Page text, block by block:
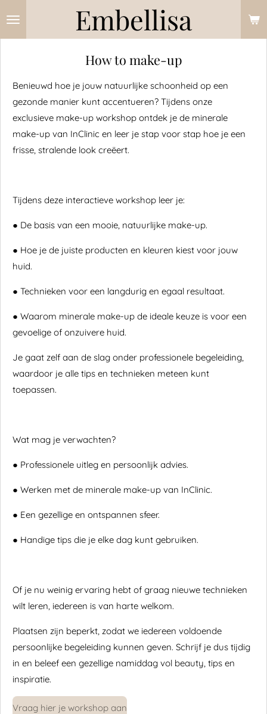
Ga
Embellisa
How to make-up
Benieuwd hoe je jouw natuurlijke schoonheid op een
gezonde manier kunt accentueren? Tijdens onze
exclusieve make-up workshop ontdek je de minerale
make-up van InClinic en leer je stap voor stap hoe je een
frisse, stralende look creëert.
Tijdens deze interactieve workshop leer je:
● De basis van een mooie, natuurlijke make-up.
● Hoe je de juiste producten en kleuren kiest voor jouw
huid.
● Technieken voor een langdurig en egaal resultaat.
● Waarom minerale make-up de ideale keuze is voor een
gevoelige of onzuivere huid.
Je gaat zelf aan de slag onder professionele begeleiding,
waardoor je alle tips en technieken meteen kunt
toepassen.
Wat mag je verwachten?
● Professionele uitleg en persoonlijk advies.
● Werken met de minerale make-up van InClinic.
● Een gezellige en ontspannen sfeer.
● Handige tips die je elke dag kunt gebruiken.
Of je nu weinig ervaring hebt of graag nieuwe technieken
wilt leren, iedereen is van harte welkom.
Plaatsen zijn beperkt, zodat we iedereen voldoende
persoonlijke begeleiding kunnen geven. Schrijf je dus tijdig
in en beleef een gezellige namiddag vol beauty, tips en
inspiratie.
Vraag hier je workshop aan